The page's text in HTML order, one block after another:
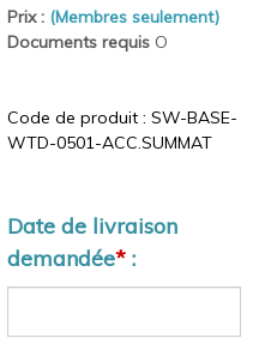
Prix :(Membres seulement)
Documents requisO
Code de produit : SW-
BASE-WTD-0501-
Date de livraison
demandée*: